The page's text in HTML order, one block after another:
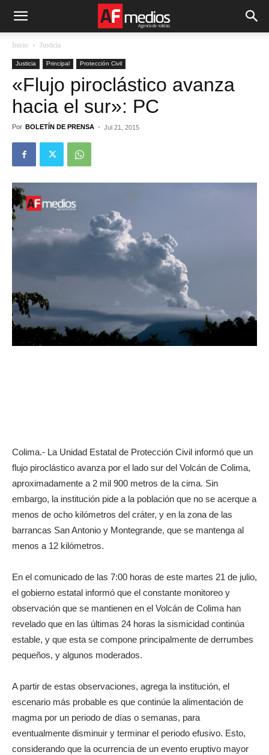
Inicio Justicia
Justicia Principal Protección Civil
«Flujo piroclástico avanza
hacia el sur»: PC
Por BOLETÍN DE PRENSA - Jul 21, 2015
Colima.- La Unidad Estatal de Protección Civil informó que un
flujo piroclástico avanza por el lado sur del Volcán de Colima,
aproximadamente a 2 mil 900 metros de la cima. Sin
embargo, la institución pide a la población que no se acerque a
menos de ocho kilómetros del cráter, y en la zona de las
barrancas San Antonio y Montegrande, que se mantenga al
menos a 12 kilómetros.
En el comunicado de las 7:00 horas de este martes 21 de julio,
el gobierno estatal informó que el constante monitoreo y
observación que se mantienen en el Volcán de Colima han
revelado que en las últimas 24 horas la sismicidad continúa
estable, y que esta se compone principalmente de derrumbes
pequeños, y algunos moderados.
A partir de estas observaciones, agrega la institución, el
escenario más probable es que continúe la alimentación de
magma por un periodo de días o semanas, para
eventualmente disminuir y terminar el periodo efusivo. Esto,
considerando que la ocurrencia de un evento eruptivo mayor